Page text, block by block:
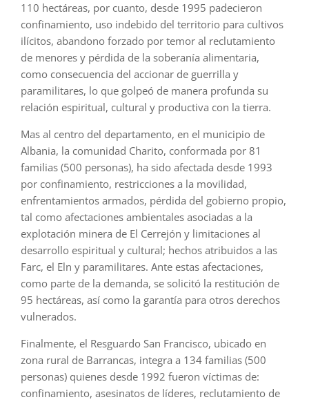
110 hectáreas, por cuanto, desde 1995 padecieron
confinamiento, uso indebido del territorio para cultivos
ilícitos, abandono forzado por temor al reclutamiento
de menores y pérdida de la soberanía alimentaria,
como consecuencia del accionar de guerrilla y
paramilitares, lo que golpeó de manera profunda su
relación espiritual, cultural y productiva con la tierra.
Mas al centro del departamento, en el municipio de
Albania, la comunidad Charito, conformada por 81
familias (500 personas), ha sido afectada desde 1993
por confinamiento, restricciones a la movilidad,
enfrentamientos armados, pérdida del gobierno propio,
tal como afectaciones ambientales asociadas a la
explotación minera de El Cerrejón y limitaciones al
desarrollo espiritual y cultural; hechos atribuidos a las
Farc, el Eln y paramilitares. Ante estas afectaciones,
como parte de la demanda, se solicitó la restitución de
95 hectáreas, así como la garantía para otros derechos
vulnerados.
Finalmente, el Resguardo San Francisco, ubicado en
zona rural de Barrancas, integra a 134 familias (500
personas) quienes desde 1992 fueron víctimas de:
confinamiento, asesinatos de líderes, reclutamiento de